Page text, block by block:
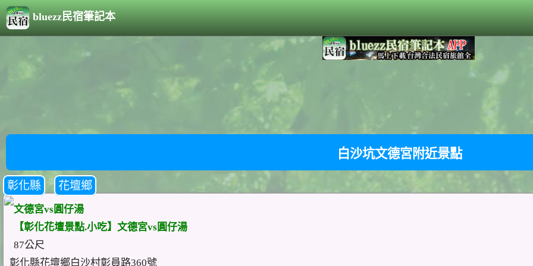
bluezz民宿筆記本
白沙坑文德宮附近景點
彰化縣 花壇鄉
文德宮vs圓仔湯
【彰化花壇景點.小吃】文德宮vs圓仔湯
87公尺
彰化縣花壇鄉白沙村彰員路360號